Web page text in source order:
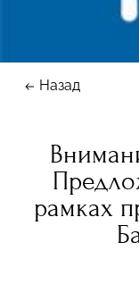
Назад
рамках